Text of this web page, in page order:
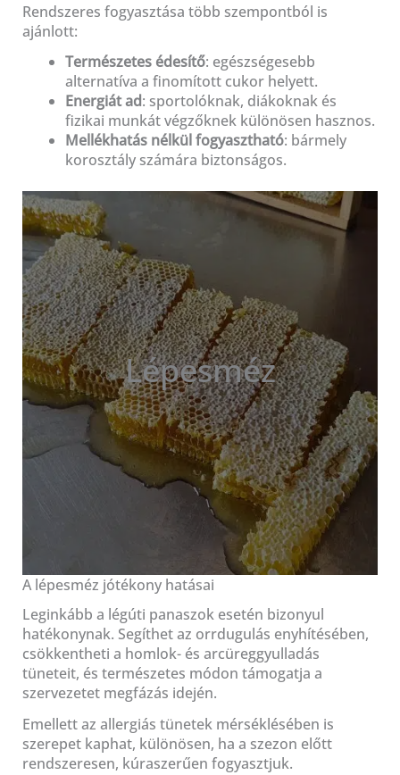
Rendszeres fogyasztása több szempontból is
ajánlott:
Természetes édesítő: egészségesebb
alternatíva a finomított cukor helyett.
Energiát ad: sportolóknak, diákoknak és
fizikai munkát végzőknek különösen hasznos.
Mellékhatás nélkül fogyasztható: bármely
korosztály számára biztonságos.
Lépesméz
A lépesméz jótékony hatásai
Leginkább a légúti panaszok esetén bizonyul
hatékonynak. Segíthet az orrdugulás enyhítésében,
csökkentheti a homlok- és arcüreggyulladás
tüneteit, és természetes módon támogatja a
szervezetet megfázás idején.
Emellett az allergiás tünetek mérséklésében is
szerepet kaphat, különösen, ha a szezon előtt
rendszeresen, kúraszerűen fogyasztjuk.